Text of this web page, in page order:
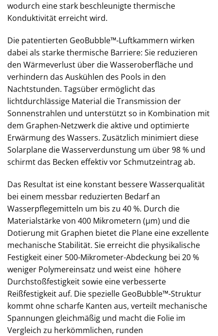
wodurch eine stark beschleunigte thermische
Konduktivität erreicht wird.
Die patentierten GeoBubble™-Luftkammern wirken
dabei als starke thermische Barriere: Sie reduzieren
den Wärmeverlust über die Wasseroberfläche und
verhindern das Auskühlen des Pools in den
Nachtstunden. Tagsüber ermöglicht das
lichtdurchlässige Material die Transmission der
Sonnenstrahlen und unterstützt so in Kombination mit
dem Graphen-Netzwerk die aktive und optimierte
Erwärmung des Wassers. Zusätzlich minimiert diese
Solarplane die Wasserverdunstung um über 98 % und
schirmt das Becken effektiv vor Schmutzeintrag ab.
Das Resultat ist eine konstant bessere Wasserqualität
bei einem messbar reduzierten Bedarf an
Wasserpflegemitteln um bis zu 40 %. Durch die
Materialstärke von 400 Mikrometern (µm) und die
Dotierung mit Graphen bietet die Plane eine exzellente
mechanische Stabilität. Sie erreicht die physikalische
Festigkeit einer 500-Mikrometer-Abdeckung bei 20 %
weniger Polymereinsatz und weist eine höhere
Durchstoßfestigkeit sowie eine verbesserte
Reißfestigkeit auf. Die spezielle GeoBubble™-Struktur
kommt ohne scharfe Kanten aus, verteilt mechanische
Spannungen gleichmäßig und macht die Folie im
Vergleich zu herkömmlichen, runden